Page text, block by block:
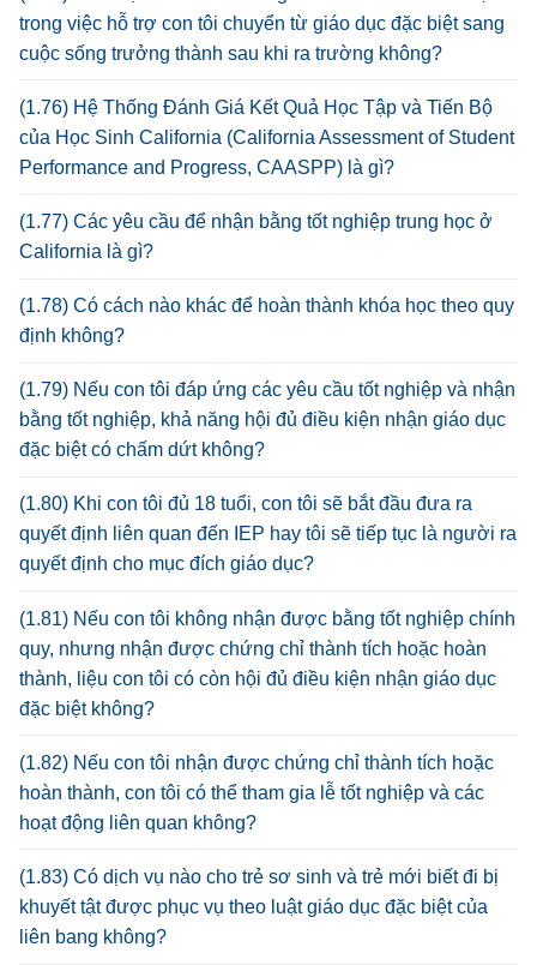
trong việc hỗ trợ con tôi chuyển từ giáo dục đặc biệt sang
cuộc sống trưởng thành sau khi ra trường không?
(1.76) Hệ Thống Đánh Giá Kết Quả Học Tập và Tiến Bộ
của Học Sinh California (California Assessment of Student
Performance and Progress, CAASPP) là gì?
(1.77) Các yêu cầu để nhận bằng tốt nghiệp trung học ở
California là gì?
(1.78) Có cách nào khác để hoàn thành khóa học theo quy
định không?
(1.79) Nếu con tôi đáp ứng các yêu cầu tốt nghiệp và nhận
bằng tốt nghiệp, khả năng hội đủ điều kiện nhận giáo dục
đặc biệt có chấm dứt không?
(1.80) Khi con tôi đủ 18 tuổi, con tôi sẽ bắt đầu đưa ra
quyết định liên quan đến IEP hay tôi sẽ tiếp tục là người ra
quyết định cho mục đích giáo dục?
(1.81) Nếu con tôi không nhận được bằng tốt nghiệp chính
quy, nhưng nhận được chứng chỉ thành tích hoặc hoàn
thành, liệu con tôi có còn hội đủ điều kiện nhận giáo dục
đặc biệt không?
(1.82) Nếu con tôi nhận được chứng chỉ thành tích hoặc
hoàn thành, con tôi có thể tham gia lễ tốt nghiệp và các
hoạt động liên quan không?
(1.83) Có dịch vụ nào cho trẻ sơ sinh và trẻ mới biết đi bị
khuyết tật được phục vụ theo luật giáo dục đặc biệt của
liên bang không?